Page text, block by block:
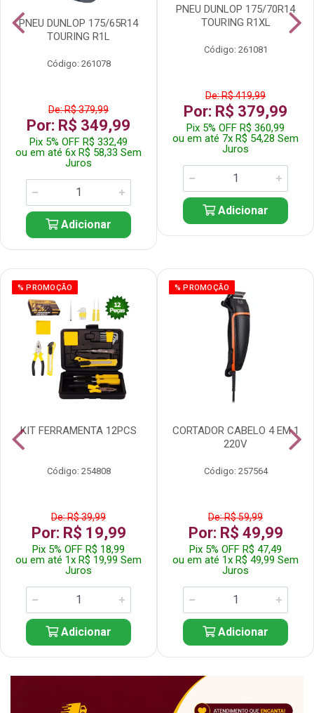
PNEU DUNLOP 175/65R14
TOURING R1L
Código: 261078
De: R$ 379,99
Por: R$ 349,99
Pix 5% OFF R$ 332,49
ou em até 6x R$ 58,33 Sem
Juros
Adicionar
PNEU DUNLOP 175/70R14
TOURING R1XL
Código: 261081
De: R$ 419,99
Por: R$ 379,99
Pix 5% OFF R$ 360,99
ou em até 7x R$ 54,28 Sem
Juros
Adicionar
% PROMOÇÃO
KIT FERRAMENTA 12PCS
Código: 254808
De: R$ 39,99
Por: R$ 19,99
Pix 5% OFF R$ 18,99
ou em até 1x R$ 19,99 Sem
Juros
Adicionar
% PROMOÇÃO
CORTADOR CABELO 4 EM 1
220V
Código: 257564
De: R$ 59,99
Por: R$ 49,99
Pix 5% OFF R$ 47,49
ou em até 1x R$ 49,99 Sem
Juros
Adicionar